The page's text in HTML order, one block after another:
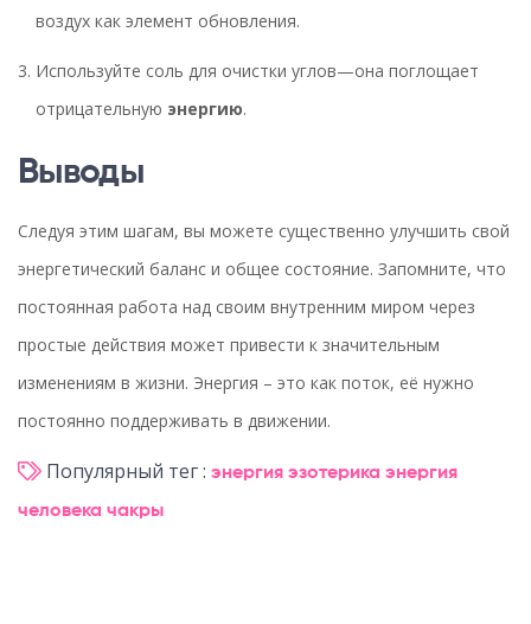
воздух как элемент обновления.
Используйте соль для очистки углов—она поглощает
отрицательную энергию.
Выводы
Следуя этим шагам, вы можете существенно улучшить свой
энергетический баланс и общее состояние. Запомните, что
постоянная работа над своим внутренним миром через
простые действия может привести к значительным
изменениям в жизни. Энергия – это как поток, её нужно
постоянно поддерживать в движении.
Популярный тег : энергия эзотерика энергия
человека чакры